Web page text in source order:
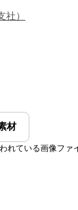
社 ）
材
れている画像ファ